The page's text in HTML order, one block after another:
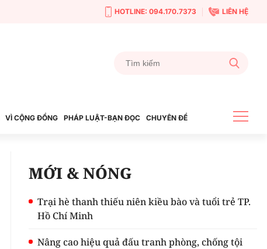
HOTLINE: 094.170.7373 LIÊN HỆ
VÌ CỘNG ĐỒNG PHÁP LUẬT-BẠN ĐỌC CHUYÊN ĐỀ
MỚI & NÓNG
Trại hè thanh thiếu niên kiều bào và tuổi trẻ TP.
Hồ Chí Minh
Nâng cao hiệu quả đấu tranh phòng, chống tội